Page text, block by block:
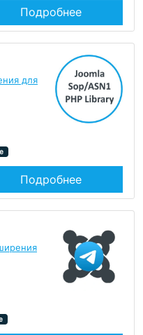
Подробнее
для
Подробнее